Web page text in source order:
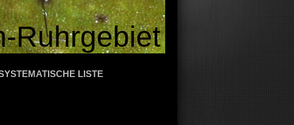
Ruhrgebiet
LISTE